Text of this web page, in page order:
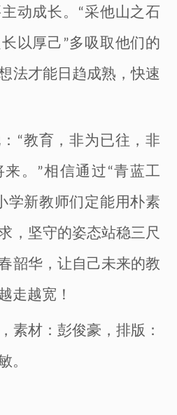
动成长。
“采他山之石
以厚己 ”多吸取他们的
法才能日趋成熟，快速
“教育，非为已往，非
。
”相信通过“青蓝工
学新教师们定能用朴素
，坚守的姿态站稳三尺
韶华，让自己未来的教
走越宽！
素材：彭俊豪 ，排版：
。